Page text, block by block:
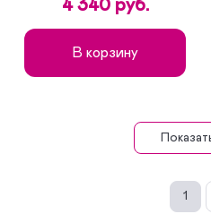
4 340 руб.
В корзину
1